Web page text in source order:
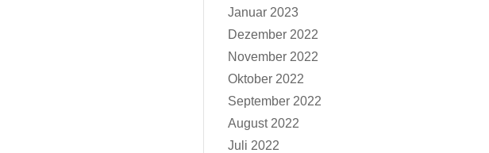
Januar 2023
Dezember 2022
November 2022
Oktober 2022
September 2022
August 2022
Juli 2022